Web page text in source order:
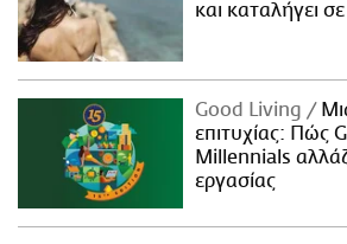
και καταλήγει
Good Living
επιτυχίας: Πώς
Millennials
εργασίας